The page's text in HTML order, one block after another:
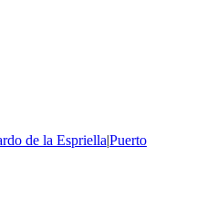
de la Espriella|Puerto